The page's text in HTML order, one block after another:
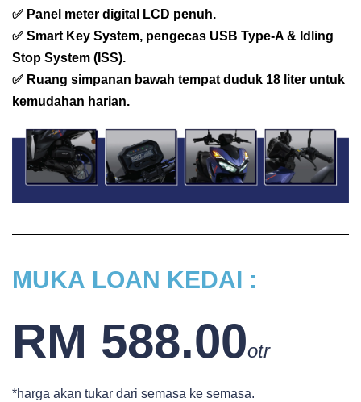
✅ Panel meter digital LCD penuh.
✅ Smart Key System, pengecas USB Type-A & Idling
Stop System (ISS).
✅ Ruang simpanan bawah tempat duduk 18 liter untuk
kemudahan harian.
MUKA LOAN KEDAI :
RM 588.00otr
*harga akan tukar dari semasa ke semasa.